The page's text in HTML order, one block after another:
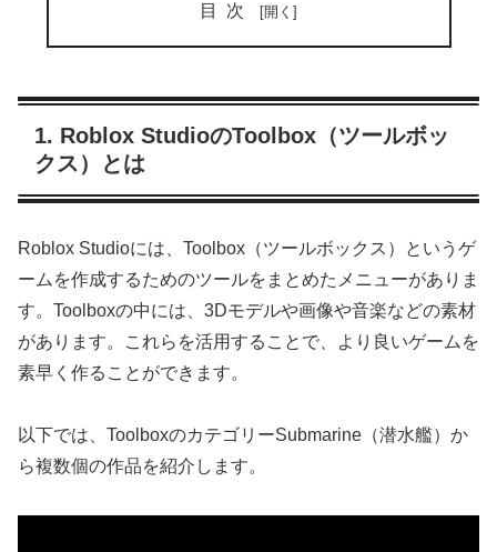
目次
1. Roblox StudioのToolbox（ツールボッ
クス）とは
Roblox Studioには、Toolbox（ツールボックス）というゲ
ームを作成するためのツールをまとめたメニューがありま
す。Toolboxの中には、3Dモデルや画像や音楽などの素材
があります。これらを活用することで、より良いゲームを
素早く作ることができます。
以下では、ToolboxのカテゴリーSubmarine（潜水艦）か
ら複数個の作品を紹介します。